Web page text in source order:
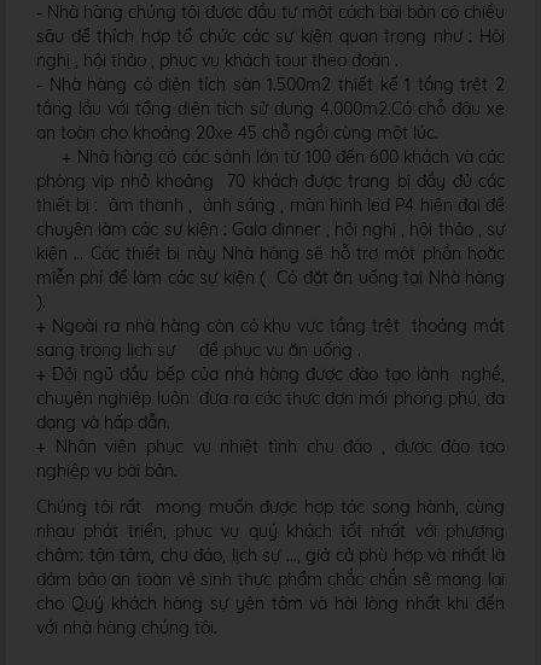
- Nhà hàng chúng tôi được đầu tư một cách bài bản có chiều
sâu để thích hợp tổ chức các sự kiện quan trọng như : Hội
nghị , hội thảo , phục vụ khách tour theo đoàn .
- Nhà hàng có diện tích sàn 1.500m2 thiết kế 1 tầng trệt 2
tầng lầu với tổng diện tích sử dụng 4.000m2.Có chỗ đậu xe
an toàn cho khoảng 20xe 45 chỗ ngồi cùng một lúc.
+ Nhà hàng có các sảnh lớn từ 100 đến 600 khách và các
phòng vip nhỏ khoảng 70 khách được trang bị đầy đủ các
thiết bị : âm thanh , ánh sáng , màn hình led P4 hiện đại để
chuyên làm các sự kiện : Gala dinner , hội nghị , hội thảo , sự
kiện … Các thiết bị này Nhà hàng sẽ hỗ trợ một phần hoặc
miễn phí để làm các sự kiện ( Có đặt ăn uống tại Nhà hàng
).
+ Ngoài ra nhà hàng còn có khu vực tầng trệt thoáng mát
sang trọng lịch sự để phục vụ ăn uống .
+ Đội ngũ đầu bếp của nhà hàng được đào tạo lành nghề,
chuyên nghiệp luôn đưa ra các thực đơn mới phong phú, đa
dạng và hấp dẫn.
+ Nhân viên phục vụ nhiệt tình chu đáo , được đào tạo
nghiệp vụ bài bản.
Chúng tôi rất mong muốn được hợp tác song hành, cùng
nhau phát triển, phục vụ quý khách tốt nhất với phương
châm: tận tâm, chu đáo, lịch sự ..., giá cả phù hợp và nhất là
đảm bảo an toàn vệ sinh thực phẩm chắc chắn sẽ mang lại
cho Quý khách hàng sự yên tâm và hài lòng nhất khi đến
với nhà hàng chúng tôi.